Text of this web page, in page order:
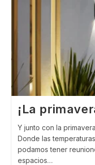
¡La
Y junto con la
Donde las
podamos tener
espacios…